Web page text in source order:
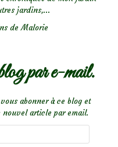
jardins,...
de Malorie
par e-mail.
abonner à ce blog et
article par email.